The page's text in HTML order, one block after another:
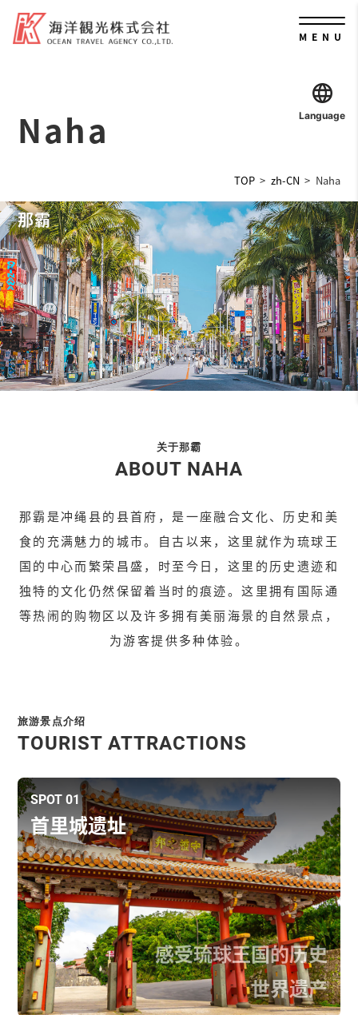
Language
MENU
Naha
TOP zh-CN Naha
那霸
关于那霸
ABOUT NAHA
那霸是冲绳县的县首府，是一座融合文化、历史和美
食的充满魅力的城市。自古以来，这里就作为琉球王
国的中心而繁荣昌盛，时至今日，这里的历史遗迹和
独特的文化仍然保留着当时的痕迹。这里拥有国际通
等热闹的购物区以及许多拥有美丽海景的自然景点，
为游客提供多种体验。
旅游景点介绍
TOURIST ATTRACTIONS
SPOT 01
首里城遗址
感受琉球王国的历史
世界遗产